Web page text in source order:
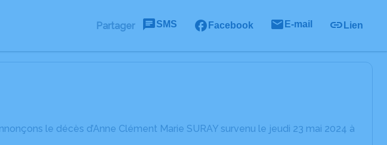
Partager SMS Facebook E-mail Lien
le décès d’Anne Clément Marie SURAY survenu le jeudi 23 mai 2024 à